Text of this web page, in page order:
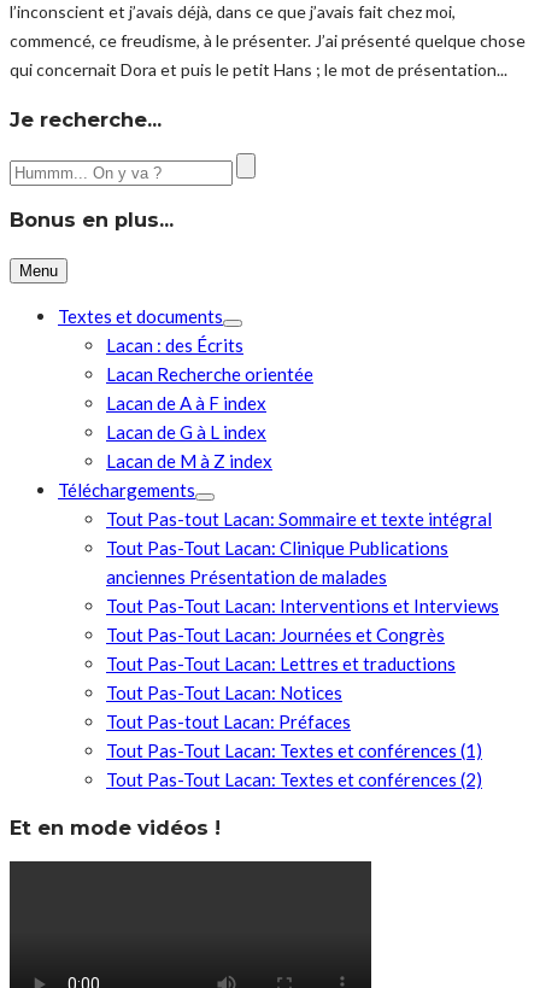
l’inconscient et j’avais déjà, dans ce que j’avais fait chez moi,
commencé, ce freudisme, à le présenter. J’ai présenté quelque chose
qui concernait Dora et puis le petit Hans ; le mot de présentation...
Je recherche…
Bonus en plus…
Menu
Textes et documents
Lacan : des Écrits
Lacan Recherche orientée
Lacan de A à F index
Lacan de G à L index
Lacan de M à Z index
Téléchargements
Tout Pas-tout Lacan: Sommaire et texte intégral
Tout Pas-Tout Lacan: Clinique Publications
anciennes Présentation de malades
Tout Pas-Tout Lacan: Interventions et Interviews
Tout Pas-Tout Lacan: Journées et Congrès
Tout Pas-Tout Lacan: Lettres et traductions
Tout Pas-Tout Lacan: Notices
Tout Pas-tout Lacan: Préfaces
Tout Pas-Tout Lacan: Textes et conférences (1)
Tout Pas-Tout Lacan: Textes et conférences (2)
Et en mode vidéos !